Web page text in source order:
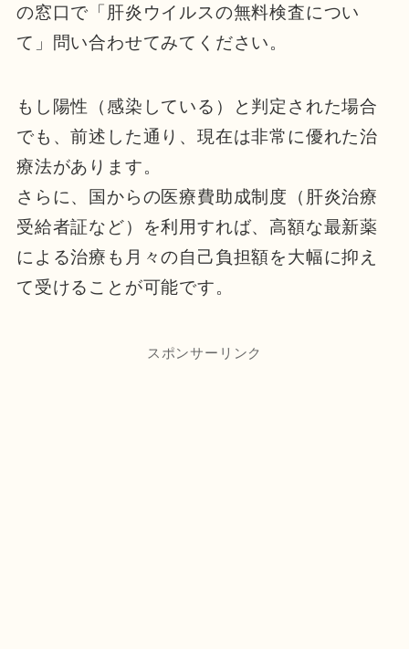
の窓口で「肝炎ウイルスの無料検査につい
て」問い合わせてみてください。
もし陽性（感染している）と判定された場合
でも、前述した通り、現在は非常に優れた治
療法があります。
さらに、国からの医療費助成制度（肝炎治療
受給者証など）を利用すれば、高額な最新薬
による治療も月々の自己負担額を大幅に抑え
て受けることが可能です。
スポンサーリンク